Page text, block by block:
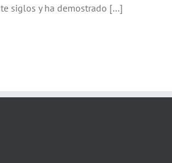
siglos y ha demostrado […]